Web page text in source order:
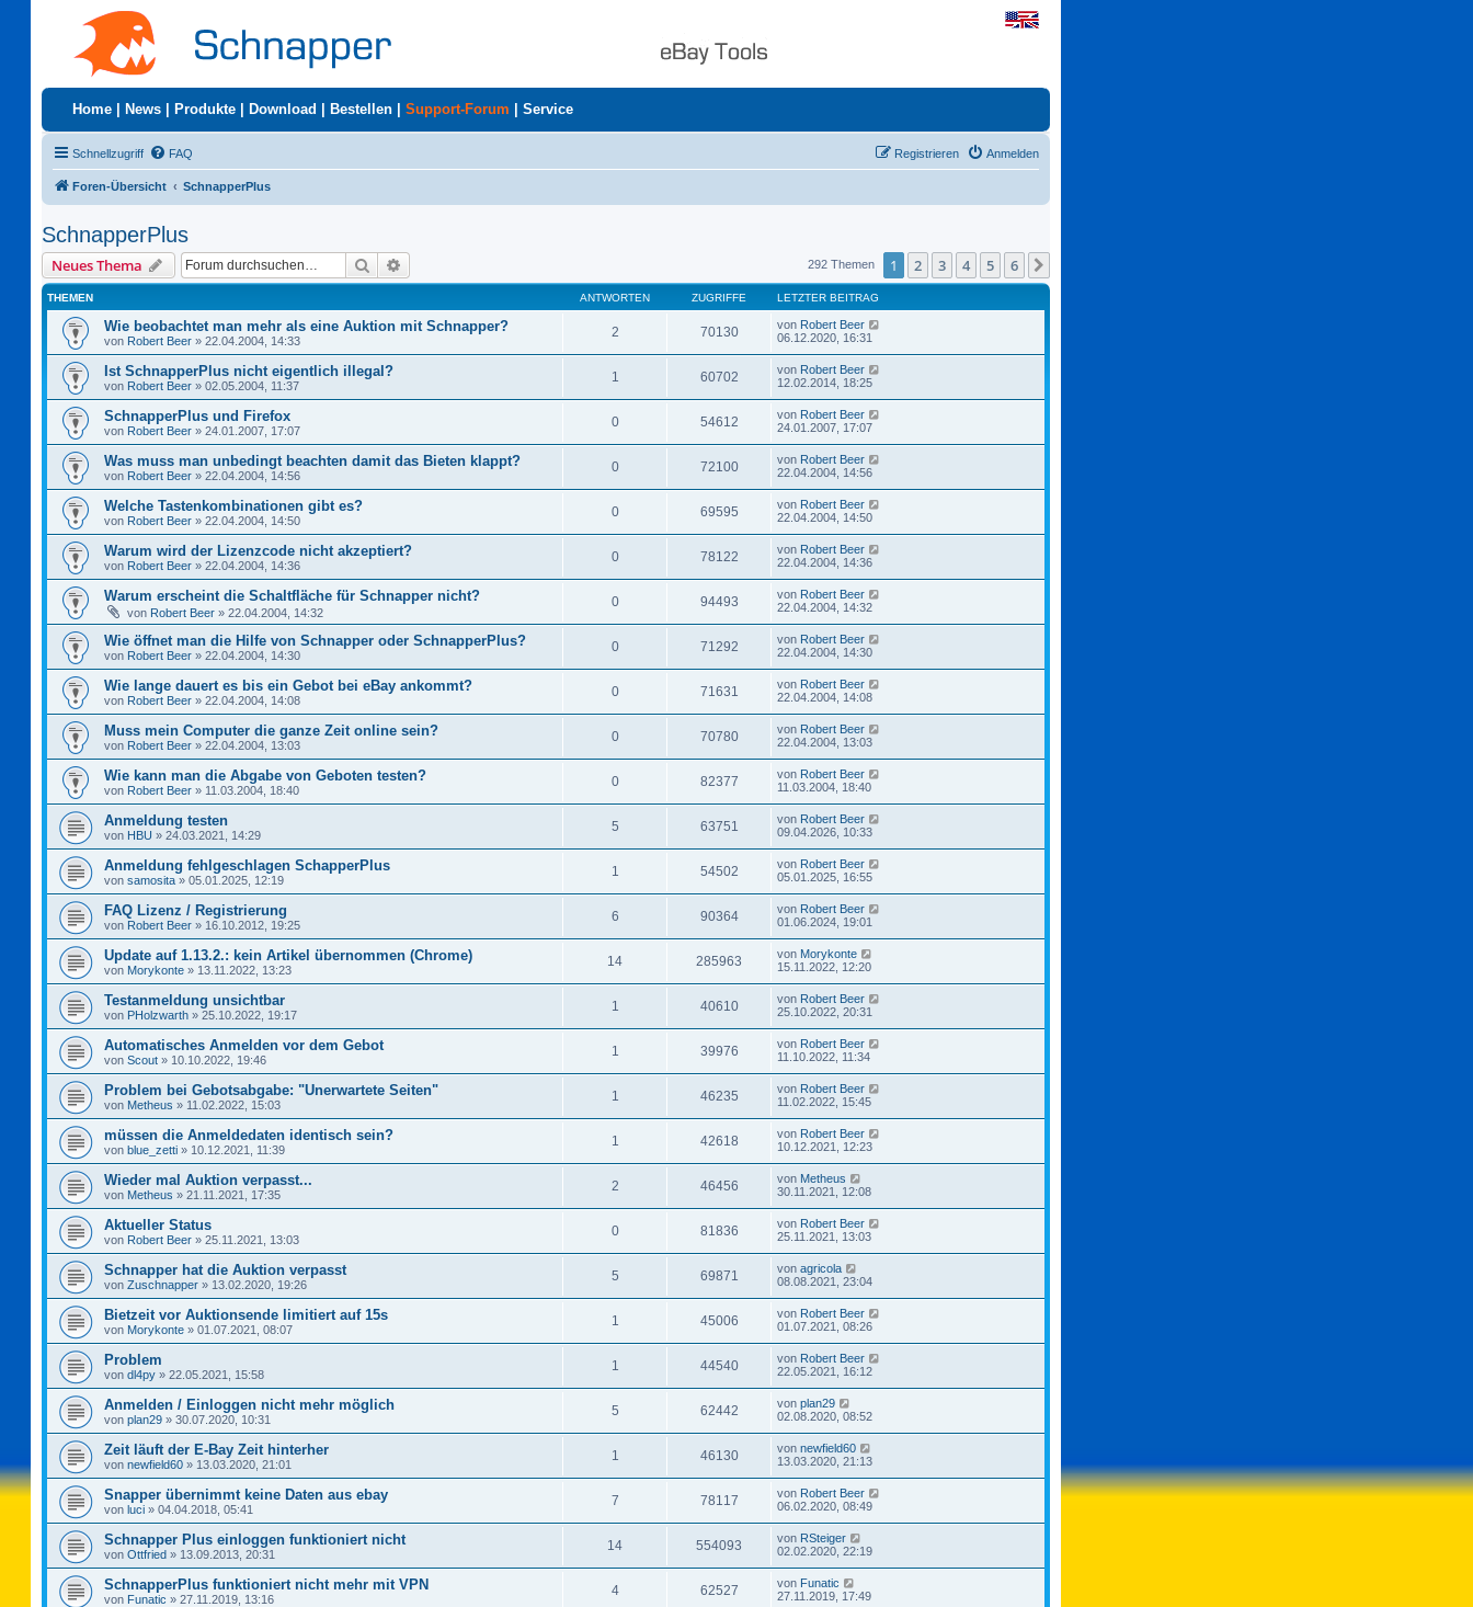
Home News Produkte Download Bestellen Support-Forum Service
Schnellzugriff FAQ Anmelden
Registrieren
Foren-Übersicht SchnapperPlus
SchnapperPlus
Neues Thema Suche 292 Themen 1 2 3 4 5 6
THEMEN ANTWORTEN ZUGRIFFE LETZTER BEITRAG
Wie beobachtet man mehr als eine Auktion mit Schnapper?
von Robert Beer » 22.04.2004, 14:33
2 70130 von Robert Beer
06.12.2020, 16:31
Ist SchnapperPlus nicht eigentlich illegal?
von Robert Beer » 02.05.2004, 11:37
1 60702 von Robert Beer
12.02.2014, 18:25
SchnapperPlus und Firefox
von Robert Beer » 24.01.2007, 17:07
0 54612 von Robert Beer
24.01.2007, 17:07
Was muss man unbedingt beachten damit das Bieten klappt?
von Robert Beer » 22.04.2004, 14:56
0 72100 von Robert Beer
22.04.2004, 14:56
Welche Tastenkombinationen gibt es?
von Robert Beer » 22.04.2004, 14:50
0 69595 von Robert Beer
22.04.2004, 14:50
Warum wird der Lizenzcode nicht akzeptiert?
von Robert Beer » 22.04.2004, 14:36
0 78122 von Robert Beer
22.04.2004, 14:36
Warum erscheint die Schaltfläche für Schnapper nicht?
von Robert Beer » 22.04.2004, 14:32
0 94493 von Robert Beer
22.04.2004, 14:32
Wie öffnet man die Hilfe von Schnapper oder SchnapperPlus?
von Robert Beer » 22.04.2004, 14:30
0 71292 von Robert Beer
22.04.2004, 14:30
Wie lange dauert es bis ein Gebot bei eBay ankommt?
von Robert Beer » 22.04.2004, 14:08
0 71631 von Robert Beer
22.04.2004, 14:08
Muss mein Computer die ganze Zeit online sein?
von Robert Beer » 22.04.2004, 13:03
0 70780 von Robert Beer
22.04.2004, 13:03
Wie kann man die Abgabe von Geboten testen?
von Robert Beer » 11.03.2004, 18:40
0 82377 von Robert Beer
11.03.2004, 18:40
Anmeldung testen
von HBU » 24.03.2021, 14:29
5 63751 von Robert Beer
09.04.2026, 10:33
Anmeldung fehlgeschlagen SchapperPlus
von samosita » 05.01.2025, 12:19
1 54502 von Robert Beer
05.01.2025, 16:55
FAQ Lizenz / Registrierung
von Robert Beer » 16.10.2012, 19:25
6 90364 von Robert Beer
01.06.2024, 19:01
Update auf 1.13.2.: kein Artikel übernommen (Chrome)
von Morykonte » 13.11.2022, 13:23
14 285963 von Morykonte
15.11.2022, 12:20
Testanmeldung unsichtbar
von PHolzwarth » 25.10.2022, 19:17
1 40610 von Robert Beer
25.10.2022, 20:31
Automatisches Anmelden vor dem Gebot
von Scout » 10.10.2022, 19:46
1 39976 von Robert Beer
11.10.2022, 11:34
Problem bei Gebotsabgabe: "Unerwartete Seiten"
von Metheus » 11.02.2022, 15:03
1 46235 von Robert Beer
11.02.2022, 15:45
müssen die Anmeldedaten identisch sein?
von blue_zetti » 10.12.2021, 11:39
1 42618 von Robert Beer
10.12.2021, 12:23
Wieder mal Auktion verpasst...
von Metheus » 21.11.2021, 17:35
2 46456 von Metheus
30.11.2021, 12:08
Aktueller Status
von Robert Beer » 25.11.2021, 13:03
0 81836 von Robert Beer
25.11.2021, 13:03
Schnapper hat die Auktion verpasst
von Zuschnapper » 13.02.2020, 19:26
5 69871 von agricola
08.08.2021, 23:04
Bietzeit vor Auktionsende limitiert auf 15s
von Morykonte » 01.07.2021, 08:07
1 45006 von Robert Beer
01.07.2021, 08:26
Problem
von dl4py » 22.05.2021, 15:58
1 44540 von Robert Beer
22.05.2021, 16:12
Anmelden / Einloggen nicht mehr möglich
von plan29 » 30.07.2020, 10:31
5 62442 von plan29
02.08.2020, 08:52
Zeit läuft der E-Bay Zeit hinterher
von newfield60 » 13.03.2020, 21:01
1 46130 von newfield60
13.03.2020, 21:13
Snapper übernimmt keine Daten aus ebay
von luci » 04.04.2018, 05:41
7 78117 von Robert Beer
06.02.2020, 08:49
Schnapper Plus einloggen funktioniert nicht
von Ottfried » 13.09.2013, 20:31
14 554093 von RSteiger
02.02.2020, 22:19
SchnapperPlus funktioniert nicht mehr mit VPN
von Funatic » 27.11.2019, 13:16
4 62527 von Funatic
27.11.2019, 17:49